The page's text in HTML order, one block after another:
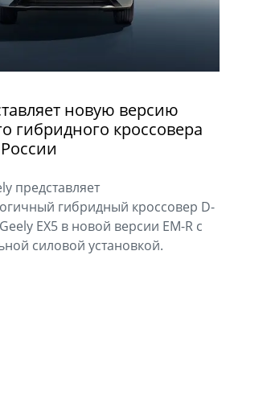
новую версию
гибридного кроссовера
представляет
гибридный кроссовер D-
EX5 в новой версии EM-R с
силовой установкой.